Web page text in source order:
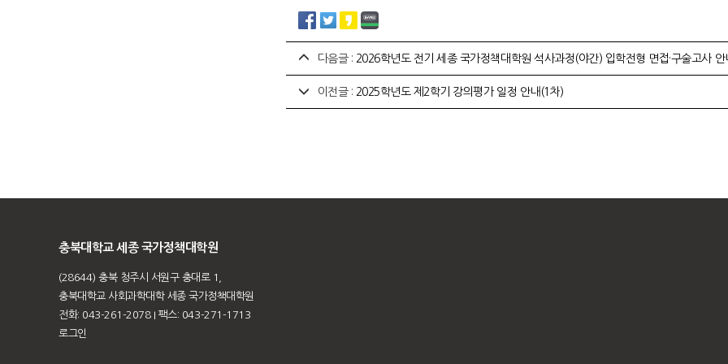
다음글 : 2026학년도 전기 세종 국가정책대학원 석사과정(야간) 입학전형 면접·구술고사 안
이전글 : 2025학년도 제2학기 강의평가 일정 안내(1차)
충북대학교 세종 국가정책대학원
(28644) 충북 청주시 서원구 충대로 1,
충북대학교 사회과학대학 세종 국가정책대학원
전화: 043-261-2078 I 팩스: 043-271-1713
로그인